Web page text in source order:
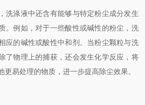
洗涤液中还含有能够与特定粉尘成分发生
。例如，对于一些酸性或碱性的粉尘，洗
应的碱性或酸性中和剂。当粉尘颗粒与洗
了物理上的捕获，还会发生化学反应，将
更易处理的物质，进一步提高除尘效果。